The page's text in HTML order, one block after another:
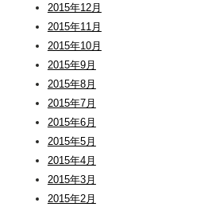
2015年12月
2015年11月
2015年10月
2015年9月
2015年8月
2015年7月
2015年6月
2015年5月
2015年4月
2015年3月
2015年2月